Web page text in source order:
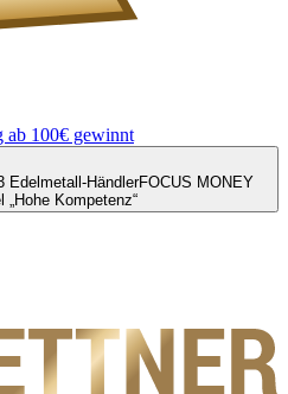
ab 100€ gewinnt
Edelmetall-HändlerFOCUS MONEY
„Hohe Kompetenz“